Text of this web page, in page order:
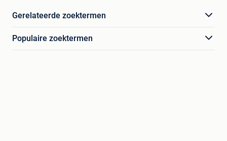
Gerelateerde zoektermen
Populaire zoektermen